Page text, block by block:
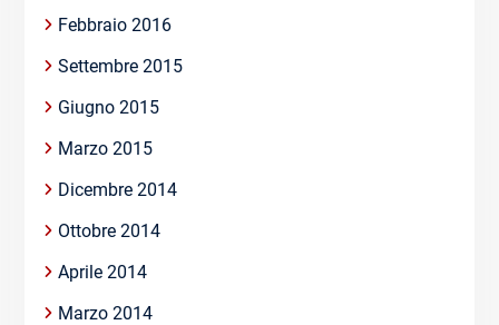
Febbraio 2016
Settembre 2015
Giugno 2015
Marzo 2015
Dicembre 2014
Ottobre 2014
Aprile 2014
Marzo 2014